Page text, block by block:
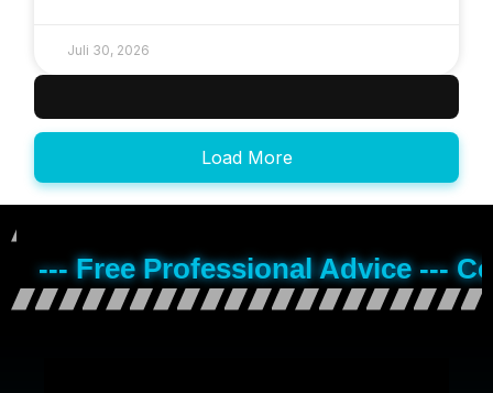
Juli 30, 2026
Load More
--- Free Professional Advice ---